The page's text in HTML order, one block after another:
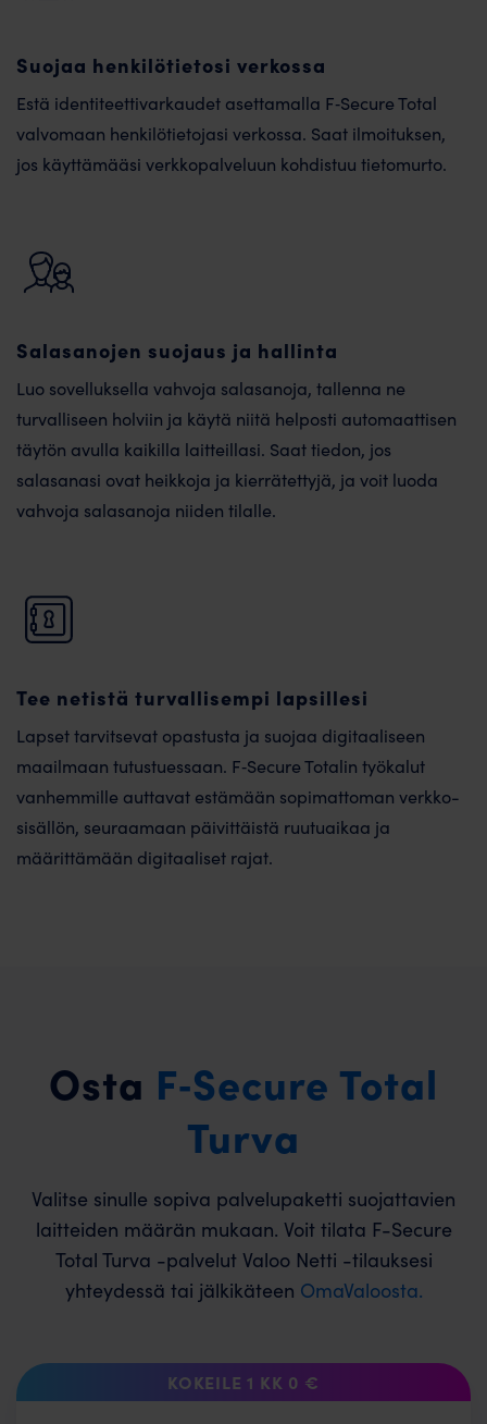
Suojaa henkilötietosi verkossa
Estä identiteetti­varkaudet asettamalla F‑Secure Total
valvomaan henkilö­tietojasi verkossa. Saat ilmoituksen,
jos käyttämääsi verkko­palveluun kohdistuu tieto­murto.
Salasanojen suojaus ja hallinta
Luo sovelluksella vahvoja sala­sanoja, tallenna ne
turvalliseen holviin ja käytä niitä helposti automaattisen
täytön avulla kaikilla laitteillasi. Saat tiedon, jos
salasanasi ovat heikkoja ja kierrätettyjä, ja voit luoda
vahvoja salasanoja niiden tilalle.
Tee netistä turvallisempi lapsillesi
Lapset tarvitsevat opastusta ja suojaa digitaaliseen
maailmaan tutustuessaan. F‑Secure Totalin työ­kalut
vanhemmille auttavat estämään sopimattoman verkko­
sisällön, seuraamaan päivittäistä ruutu­aikaa ja
määrittämään digitaaliset rajat.
Osta F‑Secure Total
Turva
Valitse sinulle sopiva palvelupaketti suojattavien
laitteiden määrän mukaan. Voit tilata F-Secure
Total Turva -palvelut Valoo Netti -tilauksesi
yhteydessä tai jälkikäteen OmaValoosta.
KOKEILE 1 KK 0 €